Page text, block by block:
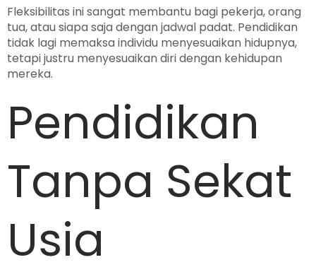
Fleksibilitas ini sangat membantu bagi pekerja, orang
tua, atau siapa saja dengan jadwal padat. Pendidikan
tidak lagi memaksa individu menyesuaikan hidupnya,
tetapi justru menyesuaikan diri dengan kehidupan
mereka.
Pendidikan
Tanpa Sekat
Usia